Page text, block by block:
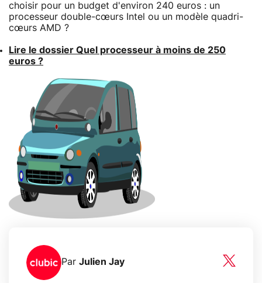
choisir pour un budget d'environ 240 euros : un
processeur double-cœurs Intel ou un modèle quadri-
cœurs AMD ?
Lire le dossier Quel processeur à moins de 250
euros ?
Par Julien Jay